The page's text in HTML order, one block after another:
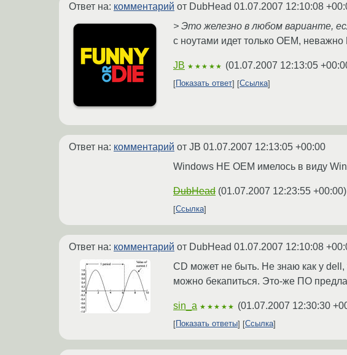
Ответ на: комментарий от DubHead 01.07.2007 12:10:08
> Это железно в любом варианте,
с ноутами идет только OEM,
JB ★★★★★ (01.07.2007 12:13:05
Показать ответ Ссылка
Ответ на: комментарий от JB 01.07.2007 12:13:05 +00:00
Windows HE OEM имелось в виду
DubHead (01.07.2007 12:23:55 +00:00)
Ссылка
Ответ на: комментарий от DubHead 01.07.2007 12:10:08
CD может не быть. Не знаю как у dell,
можно бекапиться. Это-же ПО
sin_a ★★★★★ (01.07.2007 12:30:30
Показать ответы Ссылка